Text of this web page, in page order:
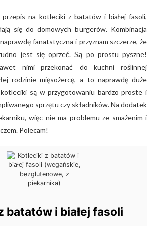
przepis na kotleciki z batatów i białej fasoli,
się do domowych burgerów. Kombinacja
fanatstyczna i przyznam szczerze, że
jest się oprzeć. Są po prostu pyszne!
nimi przekonać do kuchni roślinnej
rodzinie mięsożercę, a to naprawdę duże
kotleciki są w przygotowaniu bardzo proste i
sprzętu czy składników. Na dodatek
więc nie ma problemu ze smażenim i
Polecam!
batatów i białej fasoli